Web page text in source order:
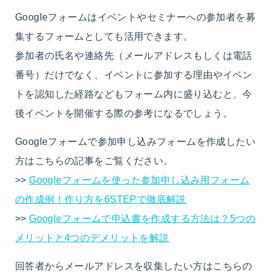
Googleフォームはイベントやセミナーへの参加者を募
集するフォームとしても活用できます。
参加者の氏名や連絡先（メールアドレスもしくは電話
番号）だけでなく、イベントに参加する理由やイベン
トを認知した経路などもフォーム内に盛り込むと、今
後イベントを開催する際の参考になるでしょう。
Googleフォームで参加申し込みフォームを作成したい
方はこちらの記事をご覧ください。
>>Googleフォームを使った参加申し込み用フォーム
の作成例！作り方を6STEPで徹底解説
>>Googleフォームで申込書を作成する方法は？5つの
メリットと4つのデメリットを解説
回答者からメールアドレスを収集したい方はこちらの